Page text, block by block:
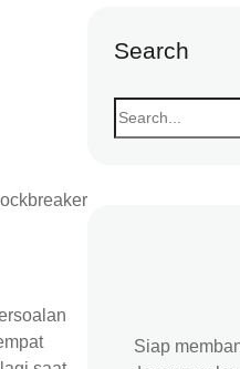
Search
S
e
Siap